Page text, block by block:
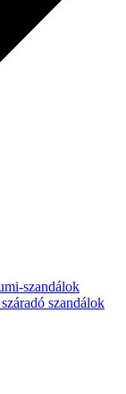
szandálok
szandálok